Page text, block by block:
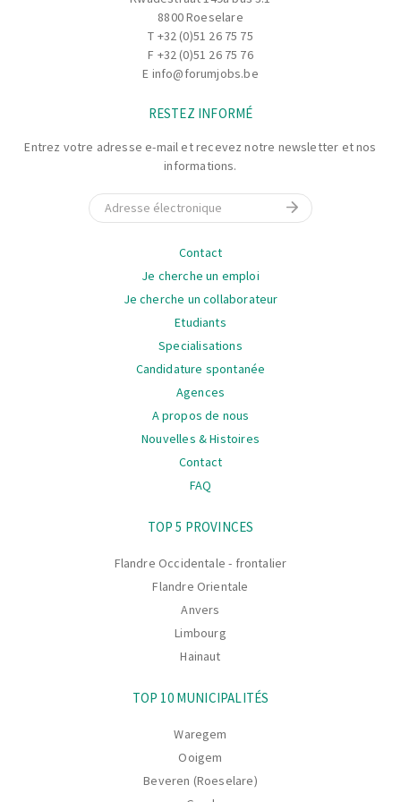
8800 Roeselare
T +32 (0)51 26 75 75
F +32 (0)51 26 75 76
E info@forumjobs.be
RESTEZ INFORMÉ
Entrez votre adresse e-mail et recevez notre newsletter et nos
informations.
E-mail
Contact
Je cherche un emploi
Je cherche un collaborateur
Etudiants
Specialisations
Candidature spontanée
Agences
A propos de nous
Nouvelles & Histoires
Contact
FAQ
TOP 5 PROVINCES
Flandre Occidentale - frontalier
Flandre Orientale
Anvers
Limbourg
Hainaut
TOP 10 MUNICIPALITÉS
Waregem
Ooigem
Beveren (Roeselare)